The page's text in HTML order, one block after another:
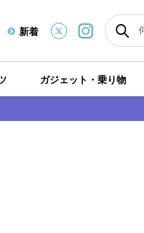
新着
ガジェット・乗り物